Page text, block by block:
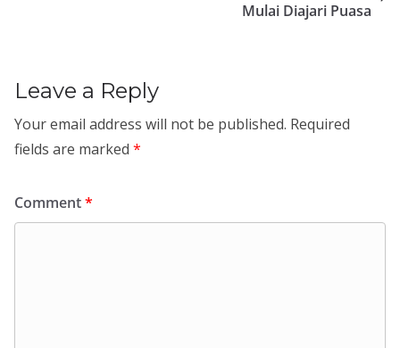
Mulai Diajari Puasa
Leave a Reply
Your email address will not be published. Required
fields are marked *
Comment*